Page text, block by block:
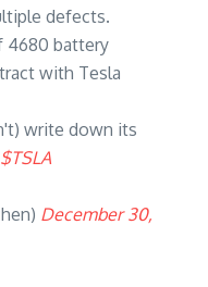
defects.
4680 battery
with Tesla
write down its
$TSLA
December 30,